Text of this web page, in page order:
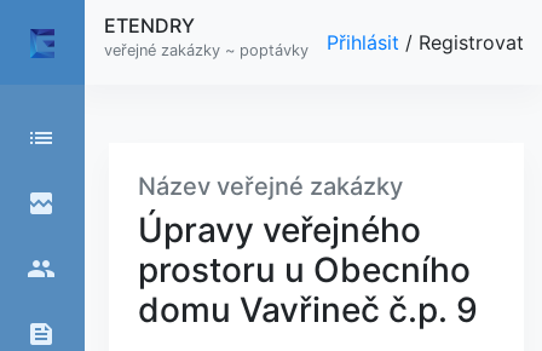
list
broken_image
people
feed
ETENDRY
veřejné zakázky ~ poptávky Přihlásit / Registrovat
Název veřejné zakázky
Úpravy veřejného
prostoru u Obecního
domu Vavřineč č.p. 9